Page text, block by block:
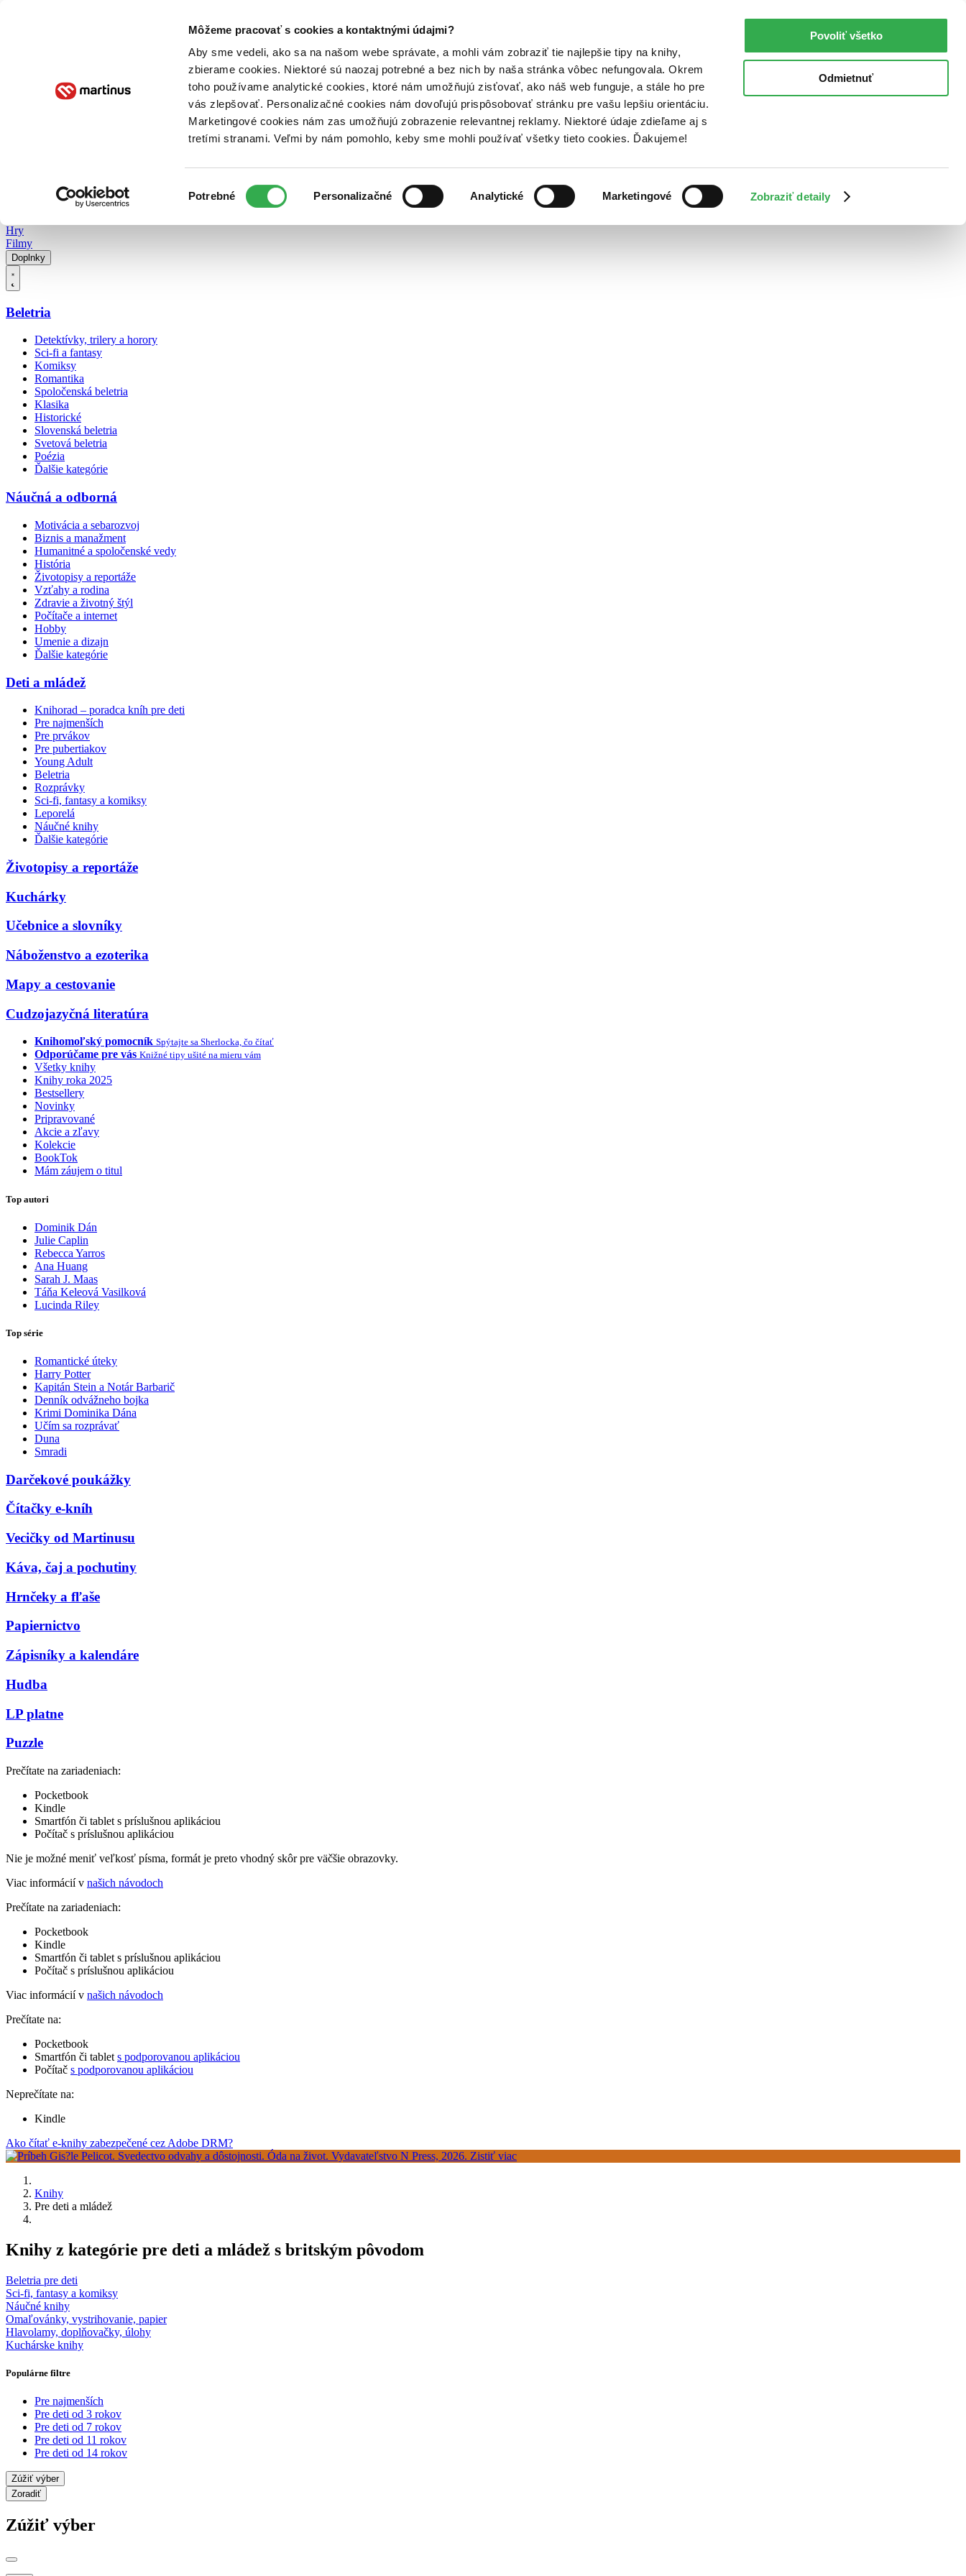
Môžeme pracovať s cookies a kontaktnými údajmi?
Aby sme vedeli, ako sa na našom webe správate, a mohli vám zobraziť tie najlepšie tipy na knihy,
zbierame cookies. Niektoré sú naozaj potrebné a bez nich by naša stránka vôbec nefungovala. Okrem
toho používame analytické cookies, ktoré nám umožňujú zisťovať, ako náš web funguje, a stále ho pre
vás zlepšovať. Personalizačné cookies nám dovoľujú prispôsobovať stránku pre vašu lepšiu orientáciu.
Marketingové cookies nám zas umožňujú zobrazenie relevantnej reklamy. Niektoré údaje zdieľame aj s
tretími stranami. Veľmi by nám pomohlo, keby sme mohli používať všetky tieto cookies. Ďakujeme!
súhlasu
Potrebné Personalizačné Analytické Marketingové Zobraziť detaily
Povoliť všetko
Odmietnuť
Poukážky Kontakt
Hry
Filmy
Doplnky
Beletria
Detektívky, trilery a horory
Sci-fi a fantasy
Komiksy
Romantika
Spoločenská beletria
Klasika
Historické
Slovenská beletria
Svetová beletria
Poézia
Ďalšie kategórie
Náučná a odborná
Motivácia a sebarozvoj
Biznis a manažment
Humanitné a spoločenské vedy
História
Životopisy a reportáže
Vzťahy a rodina
Zdravie a životný štýl
Počítače a internet
Hobby
Umenie a dizajn
Ďalšie kategórie
Deti a mládež
Knihorad – poradca kníh pre deti
Pre najmenších
Pre prvákov
Pre pubertiakov
Young Adult
Beletria
Rozprávky
Sci-fi, fantasy a komiksy
Leporelá
Náučné knihy
Ďalšie kategórie
Životopisy a reportáže
Kuchárky
Učebnice a slovníky
Náboženstvo a ezoterika
Mapy a cestovanie
Cudzojazyčná literatúra
Knihomoľský pomocník Spýtajte sa Sherlocka, čo čítať
Odporúčame pre vás Knižné tipy ušité na mieru vám
Všetky knihy
Knihy roka 2025
Bestsellery
Novinky
Pripravované
Akcie a zľavy
Kolekcie
BookTok
Mám záujem o titul
Top autori
Dominik Dán
Julie Caplin
Rebecca Yarros
Ana Huang
Sarah J. Maas
Táňa Keleová Vasilková
Lucinda Riley
Top série
Romantické úteky
Harry Potter
Kapitán Stein a Notár Barbarič
Denník odvážneho bojka
Krimi Dominika Dána
Učím sa rozprávať
Duna
Smradi
Darčekové poukážky
Čítačky e-kníh
Vecičky od Martinusu
Káva, čaj a pochutiny
Hrnčeky a fľaše
Papiernictvo
Zápisníky a kalendáre
Hudba
LP platne
Puzzle
Prečítate na zariadeniach:
Pocketbook
Kindle
Smartfón či tablet s príslušnou aplikáciou
Počítač s príslušnou aplikáciou
Nie je možné meniť veľkosť písma, formát je preto vhodný skôr pre väčšie obrazovky.
Viac informácií v našich návodoch
Prečítate na zariadeniach:
Pocketbook
Kindle
Smartfón či tablet s príslušnou aplikáciou
Počítač s príslušnou aplikáciou
Viac informácií v našich návodoch
Prečítate na:
Pocketbook
Smartfón či tablet s podporovanou aplikáciou
Počítač s podporovanou aplikáciou
Neprečítate na:
Kindle
Ako čítať e-knihy zabezpečené cez Adobe DRM?
Knihy
Pre deti a mládež
Knihy z kategórie pre deti a mládež s britským pôvodom
Beletria pre deti
Sci-fi, fantasy a komiksy
Náučné knihy
Omaľovánky, vystrihovanie, papier
Hlavolamy, doplňovačky, úlohy
Kuchárske knihy
Populárne filtre
Pre najmenších
Pre deti od 3 rokov
Pre deti od 7 rokov
Pre deti od 11 rokov
Pre deti od 14 rokov
Zúžiť výber
Zoradiť
Zúžiť výber